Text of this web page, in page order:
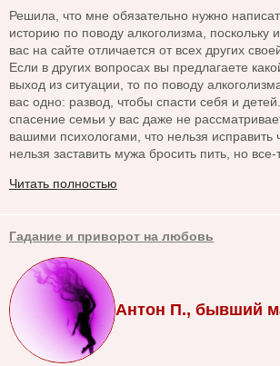
Решила, что мне обязательно нужно
историю по поводу алкоголизма, поскольку
вас на сайте отличается от всех других
Если в других вопросах вы предлагаете
выход из ситуации, то по поводу
вас одно: развод, чтобы спасти себя и
спасение семьи у вас даже не
вашими психологами, что нельзя исправить
нельзя заставить мужа бросить пить, но все-
Читать полностью
Гадание и приворот на любовь
Антон П., бывший